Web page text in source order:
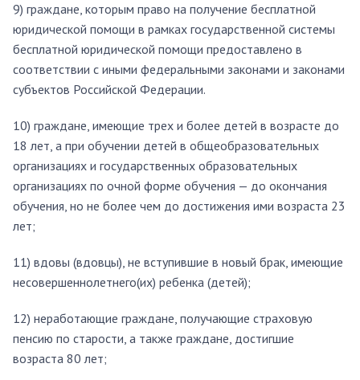
9) граждане, которым право на получение бесплатной
юридической помощи в рамках государственной системы
бесплатной юридической помощи предоставлено в
соответствии с иными федеральными законами и законами
субъектов Российской Федерации.
10) граждане, имеющие трех и более детей в возрасте до
18 лет, а при обучении детей в общеобразовательных
организациях и государственных образовательных
организациях по очной форме обучения — до окончания
обучения, но не более чем до достижения ими возраста 23
лет;
11) вдовы (вдовцы), не вступившие в новый брак, имеющие
несовершеннолетнего(их) ребенка (детей);
12) неработающие граждане, получающие страховую
пенсию по старости, а также граждане, достигшие
возраста 80 лет;